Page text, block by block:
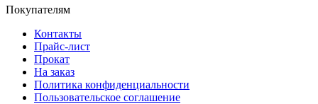
Покупателям
Контакты
Прайс-лист
Прокат
На заказ
Политика конфиденциальности
Пользовательское соглашение